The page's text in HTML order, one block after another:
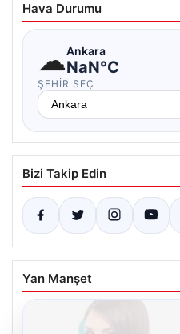
Hava Durumu
☁Ankara
NaN°C
ŞEHIR SEÇ
Bizi Takip Edin
Yan Manşet